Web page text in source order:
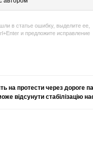
в статье ошибку, выделите ее,
и предложите исправление
на протести через дороге
відсунути стабілізацію